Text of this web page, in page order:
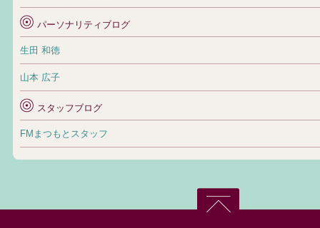
パーソナリティブログ
生田 和徳
山本 広子
スタッフブログ
FMまつもとスタッフ